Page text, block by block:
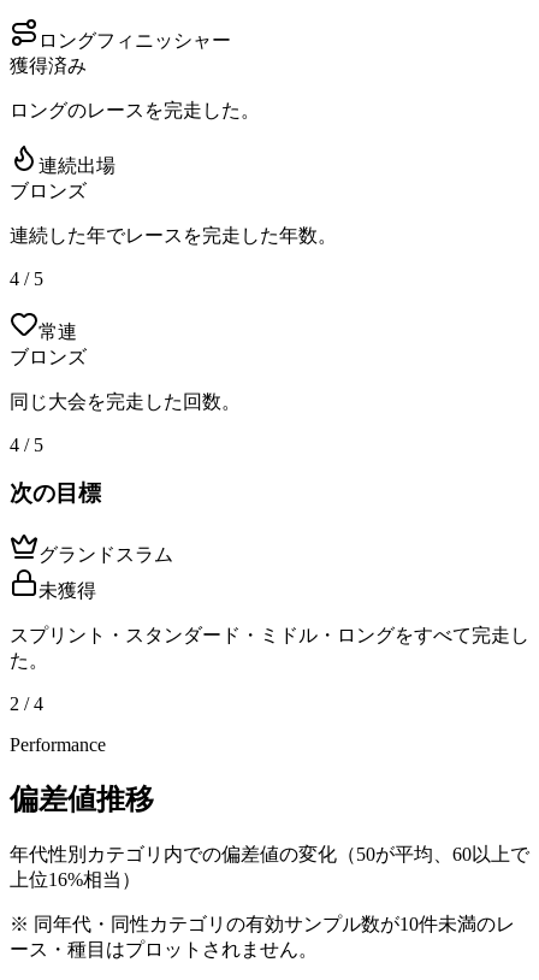
ロングフィニッシャー
獲得済み
ロングのレースを完走した。
連続出場
ブロンズ
連続した年でレースを完走した年数。
4 / 5
常連
ブロンズ
同じ大会を完走した回数。
4 / 5
次の目標
グランドスラム
未獲得
スプリント・スタンダード・ミドル・ロングをすべて完走し
た。
2 / 4
Performance
偏差値推移
年代性別カテゴリ内での偏差値の変化（50が平均、60以上で
上位16%相当）
※ 同年代・同性カテゴリの有効サンプル数が10件未満のレ
ース・種目はプロットされません。